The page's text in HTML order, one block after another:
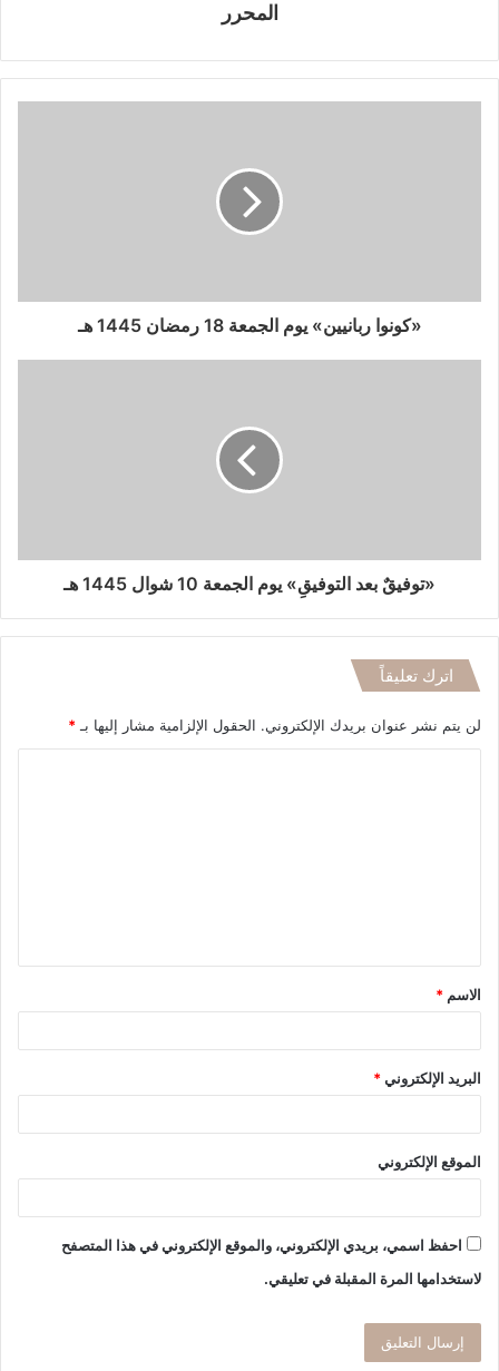
المحرر
«كونوا ربانيين» يوم الجمعة 18 رمضان 1445 هـ
«توفيقٌ بعد التوفيقِ» يوم الجمعة 10 شوال 1445 هـ
اترك تعليقاً
لن يتم نشر عنوان بريدك الإلكتروني. الحقول الإلزامية مشار إليها بـ *
ق
*
الاسم *
البريد الإلكتروني*
الموقع الإلكتروني
احفظ اسمي، بريدي الإلكتروني، والموقع الإلكتروني في هذا المتصفح
لاستخدامها المرة المقبلة في تعليقي.